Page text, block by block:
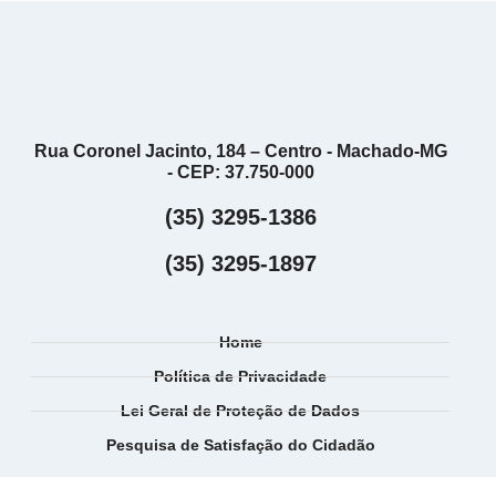
Rua Coronel Jacinto, 184 – Centro - Machado-MG
- CEP: 37.750-000
(35) 3295-1386
(35) 3295-1897
Home
Política de Privacidade
Lei Geral de Proteção de Dados
Pesquisa de Satisfação do Cidadão